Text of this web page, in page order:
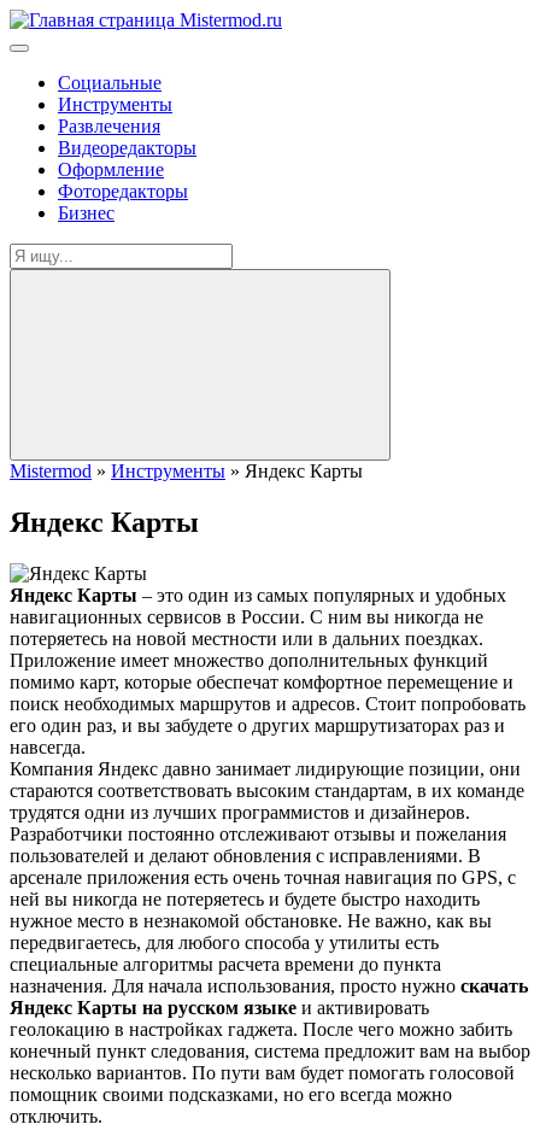
Социальные
Инструменты
Развлечения
Видеоредакторы
Оформление
Фоторедакторы
Бизнес
Mistermod » Инструменты » Яндекс Карты
Яндекс Карты
Яндекс Карты – это один из самых популярных и удобных
навигационных сервисов в России. С ним вы никогда не
потеряетесь на новой местности или в дальних поездках.
Приложение имеет множество дополнительных функций
помимо карт, которые обеспечат комфортное перемещение и
поиск необходимых маршрутов и адресов. Стоит попробовать
его один раз, и вы забудете о других маршрутизаторах раз и
навсегда.
Компания Яндекс давно занимает лидирующие позиции, они
стараются соответствовать высоким стандартам, в их команде
трудятся одни из лучших программистов и дизайнеров.
Разработчики постоянно отслеживают отзывы и пожелания
пользователей и делают обновления с исправлениями. В
арсенале приложения есть очень точная навигация по GPS, с
ней вы никогда не потеряетесь и будете быстро находить
нужное место в незнакомой обстановке. Не важно, как вы
передвигаетесь, для любого способа у утилиты есть
специальные алгоритмы расчета времени до пункта
назначения. Для начала использования, просто нужно скачать
Яндекс Карты на русском языке и активировать
геолокацию в настройках гаджета. После чего можно забить
конечный пункт следования, система предложит вам на выбор
несколько вариантов. По пути вам будет помогать голосовой
помощник своими подсказками, но его всегда можно
отключить.